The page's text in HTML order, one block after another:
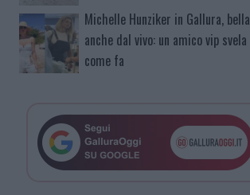
Michelle Hunziker in Gallura, bella
anche dal vivo: un amico vip svela
come fa